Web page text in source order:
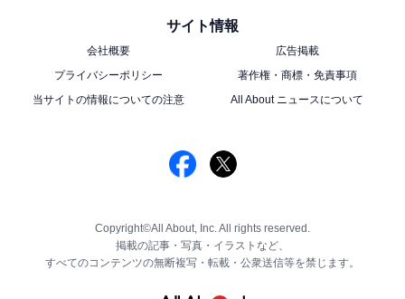
サイト情報
会社概要
広告掲載
プライバシーポリシー
著作権・商標・免責事項
当サイトの情報についての注意
All About ニュースについて
Copyright©All About, Inc. All rights reserved.
掲載の記事・写真・イラストなど、
すべてのコンテンツの無断複写・転載・公衆送信等を禁じます。